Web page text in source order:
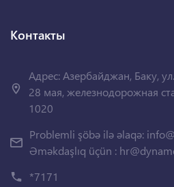
Контакты
Адрес: Азербайджан, Баку,
28 мая, железнодорожная
1020
Problemli şöbə ilə əlaqə:
Əməkdaşlıq üçün :
*7171